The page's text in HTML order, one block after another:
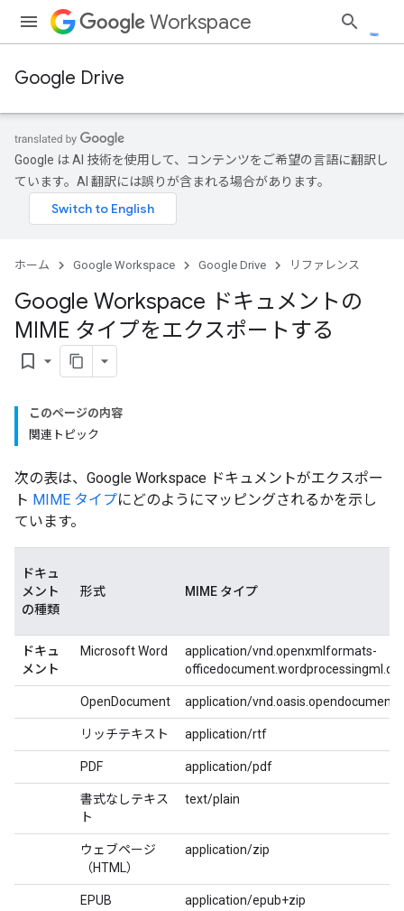
Workspace
Google Drive
Google は AI 技術を使用して、コンテンツをご希望の言語に翻訳し
ています。AI 翻訳には誤りが含まれる場合があります。
ホーム Google Workspace Google Drive リファレンス
Google Workspace ドキュメントの
MIME タイプをエクスポートする
bookmark_border
このページの内容
関連トピック
次の表は、Google Workspace ドキュメントがエクスポー
ト MIME タイプにどのようにマッピングされるかを示し
ています。
ドキュ
メント
の種類
形式 MIME タイプ
ドキュ
メント
Microsoft Word
application/vnd.openxmlformats-
OpenDocument application/
リッチテキスト application/rtf
PDF application/pdf
書式なしテキス
ト
text/plain
ウェブページ
（HTML）
application/zip
EPUB application/epub+zip